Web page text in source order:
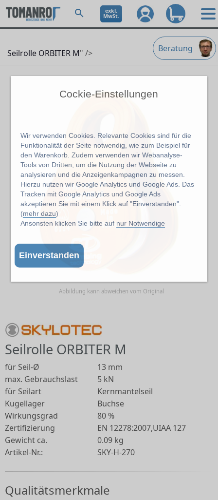
Cockie-Einstellungen
Wir verwenden Cookies. Relevante Cookies sind für die
Funktionalität der Seite notwendig, wie zum Beispiel für
den Warenkorb. Zudem verwenden wir Webanalyse-
Tools von Dritten, um die Nutzung der Webseite zu
analysieren und die Anzeigenkampagnen zu messen.
Hierzu nutzen wir Google Analytics und Google Ads. Das
Tracken mit Google Analytics und Google Ads
akzeptieren Sie mit einem Klick auf "Einverstanden".
(mehr dazu)
Ansonsten klicken Sie bitte auf nur Notwendige
Einverstanden
exkl.
MwSt.
Beratung
Seilrolle ORBITER M" />
Abbildung kann abweichen vom Original
Seilrolle ORBITER M
für Seil-Ø
13 mm
max. Gebrauchslast
5 kN
für Seilart
Kernmantelseil
Kugellager
Buchse
Wirkungsgrad
80 %
Zertifizierung
EN 12278:2007,UIAA 127
Gewicht ca.
0.09 kg
Artikel-Nr.:
SKY-H-270
Qualitätsmerkmale